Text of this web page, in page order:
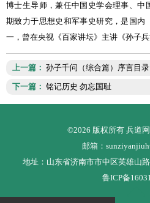
博士生导师，兼任中国史学会理事、中
期致力于思想史和军事史研究，是国内
一，曾在央视《百家讲坛》主讲《孙子兵
上一篇： 孙子千问（综合篇）序言目录
下一篇： 铭记历史 勿忘国耻
©2026 版权所有 兵道
邮箱：
地址：山东省济南市市中区英雄山
鲁ICP备